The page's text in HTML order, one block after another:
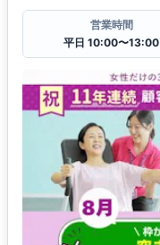
営業時間
平日 10:00〜13:00